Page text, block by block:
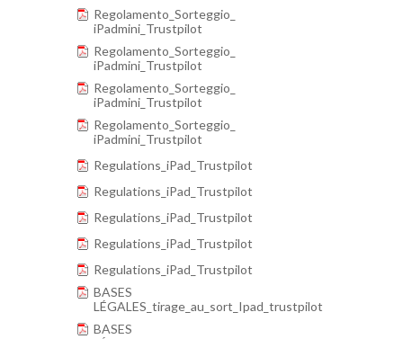
Regolamento_Sorteggio_
iPadmini_Trustpilot
Regolamento_Sorteggio_
iPadmini_Trustpilot
Regolamento_Sorteggio_
iPadmini_Trustpilot
Regolamento_Sorteggio_
iPadmini_Trustpilot
Regulations_iPad_Trustpilot
Regulations_iPad_Trustpilot
Regulations_iPad_Trustpilot
Regulations_iPad_Trustpilot
Regulations_iPad_Trustpilot
BASES
LÉGALES_tirage_au_sort_Ipad_trustpilot
BASES